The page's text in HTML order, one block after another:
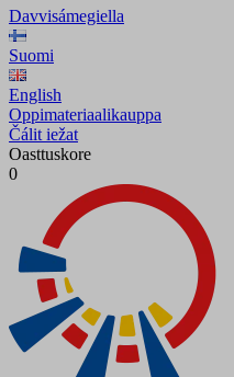
Davvisámegiella
Suomi
English
Oppimateriaalikauppa
Čálit iežat
Oasttuskore
0